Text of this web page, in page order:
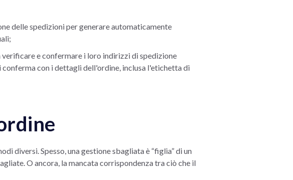
delle spedizioni per generare automaticamente
e confermare i loro indirizzi di spedizione
con i dettagli dell'ordine, inclusa l'etichetta di
diversi. Spesso, una gestione sbagliata è “figlia” di un
O ancora, la mancata corrispondenza tra ciò che il